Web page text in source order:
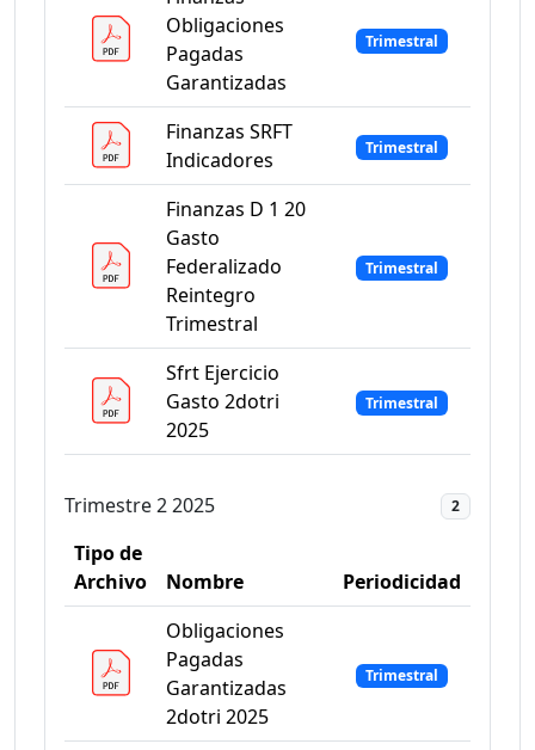
Obligaciones
Pagadas
Garantizadas
Trimestral
Finanzas SRFT
Indicadores
Trimestral
Finanzas D 1 20
Gasto
Federalizado
Reintegro
Trimestral
Trimestral
Sfrt Ejercicio
Gasto 2dotri
2025
Trimestral
Trimestre 2 2025 2
Tipo de
Archivo
Nombre
Periodicidad
Obligaciones
Pagadas
Garantizadas
2dotri 2025
Trimestral